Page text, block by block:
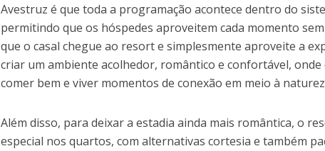
Avestruz é que toda a programação acontece dentro do
permitindo que os hóspedes aproveitem cada momento
que o casal chegue ao resort e simplesmente aproveite a
criar um ambiente acolhedor, romântico e confortável, onde
comer bem e viver momentos de conexão em meio à
Além disso, para deixar a estadia ainda mais romântica, o
especial nos quartos, com alternativas cortesia e também